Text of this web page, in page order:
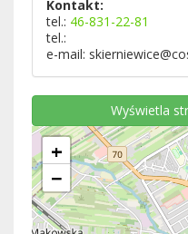
Kontakt:
tel.: 46-831-22-81
tel.:
e-mail:
Wyświetla
+
−